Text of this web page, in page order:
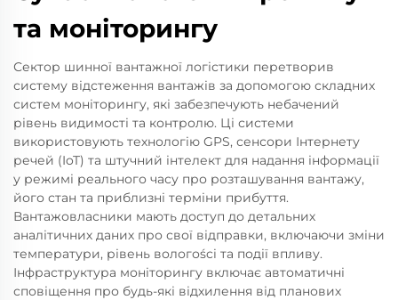
та моніторингу
Сектор шинної вантажної логістики перетворив
систему відстеження вантажів за допомогою складних
систем моніторингу, які забезпечують небачений
рівень видимості та контролю. Ці системи
використовують технологію GPS, сенсори Інтернету
речей (IoT) та штучний інтелект для надання інформації
у режимі реального часу про розташування вантажу,
його стан та приблизні терміни прибуття.
Вантажовласники мають доступ до детальних
аналітичних даних про свої відправки, включаючи зміни
температури, рівень вологоści та події впливу.
Інфраструктура моніторингу включає автоматичні
сповіщення про будь-які відхилення від планових